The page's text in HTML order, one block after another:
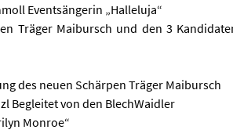
Eventsängerin „Halleluja“
Träger Maibursch und den 3
des neuen Schärpen Träger Maibursch
Begleitet von den BlechWaidler
Monroe“